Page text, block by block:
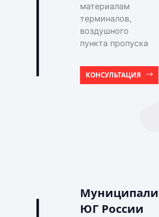
материалам
терминалов,
воздушного
пункта пропуска
КОНСУЛЬТАЦИЯ
ЮГ России